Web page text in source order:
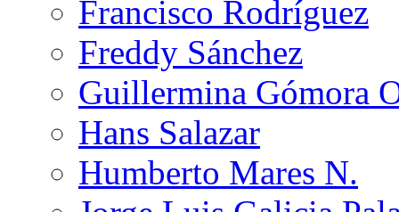
Francisco Rodríguez
Freddy Sánchez
Guillermina Gómora
Hans Salazar
Humberto Mares N.